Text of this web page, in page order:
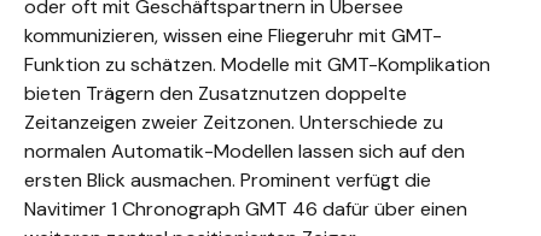
oder oft mit Geschäftspartnern in Übersee
kommunizieren, wissen eine Fliegeruhr mit GMT-
Funktion zu schätzen. Modelle mit GMT-Komplikation
bieten Trägern den Zusatznutzen doppelte
Zeitanzeigen zweier Zeitzonen. Unterschiede zu
normalen Automatik-Modellen lassen sich auf den
ersten Blick ausmachen. Prominent verfügt die
Navitimer 1 Chronograph GMT 46 dafür über einen